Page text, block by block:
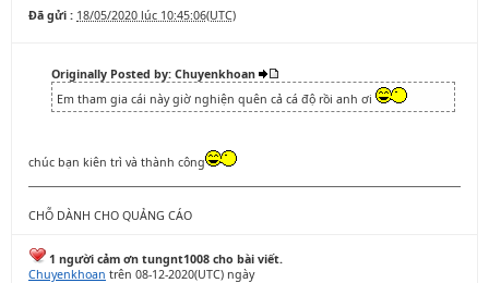
Đã gửi : 18/05/2020 lúc 10:45:06(UTC)
Originally Posted by: Chuyenkhoan
Em tham gia cái này giờ nghiện quên cả cá độ rồi anh ơi
chúc bạn kiên trì và thành công
CHỖ DÀNH CHO QUẢNG CÁO
1 người cảm ơn tungnt1008 cho bài viết.
Chuyenkhoan trên 08-12-2020(UTC) ngày